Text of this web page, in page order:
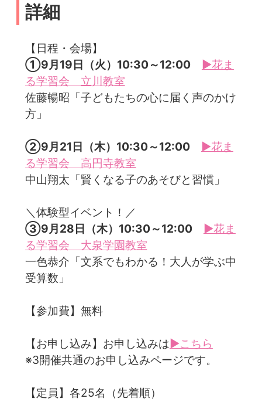
詳細
【日程・会場】
①9月19日（火）10:30～12:00
▶花ま
る学習会 立川教室
佐藤暢昭「子どもたちの心に届く声のかけ
方」
②9月21日（木）10:30～12:00
▶花ま
る学習会 高円寺教室
中山翔太「賢くなる子のあそびと習慣」
＼体験型イベント！／
③9月28日（木）10:30～12:00
▶花ま
る学習会 大泉学園教室
一色恭介「文系でもわかる！大人が学ぶ中
受算数」
【参加費】無料
【お申し込み】お申し込みは▶こちら
※3開催共通のお申し込みページです。
【定員】各25名（先着順）